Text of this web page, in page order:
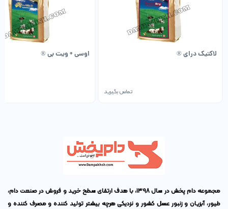
لاکتیک درای ®
تماس بگیرید
اوسی + ویت بی ®
مجموعه دام پخش در سال ۱۳۹۸، با هدف ارتقای سطح خرید و فروش در صنعت دام،
طیور، آبزیان و زنبور عسل کشور و نزدیکی هرچه بیشتر تولید کننده و مصرف کننده و